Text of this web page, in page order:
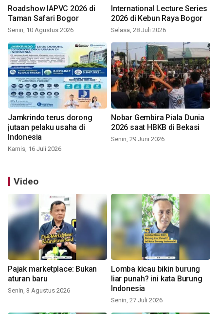
Roadshow IAPVC 2026 di
Taman Safari Bogor
Senin, 10 Agustus 2026
International Lecture Series
2026 di Kebun Raya Bogor
Selasa, 28 Juli 2026
Jamkrindo terus dorong
jutaan pelaku usaha di
Indonesia
Kamis, 16 Juli 2026
Nobar Gembira Piala Dunia
2026 saat HBKB di Bekasi
Senin, 29 Juni 2026
Video
Pajak marketplace: Bukan
aturan baru
Senin, 3 Agustus 2026
Lomba kicau bikin burung
liar punah? ini kata Burung
Indonesia
Senin, 27 Juli 2026